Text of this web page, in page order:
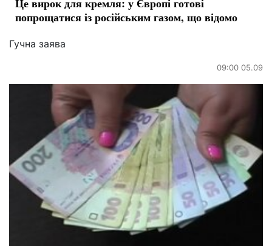
Це вирок для кремля: у Європі готові
попрощатися із російським газом, що відомо
Гучна заява
09:00 05.09